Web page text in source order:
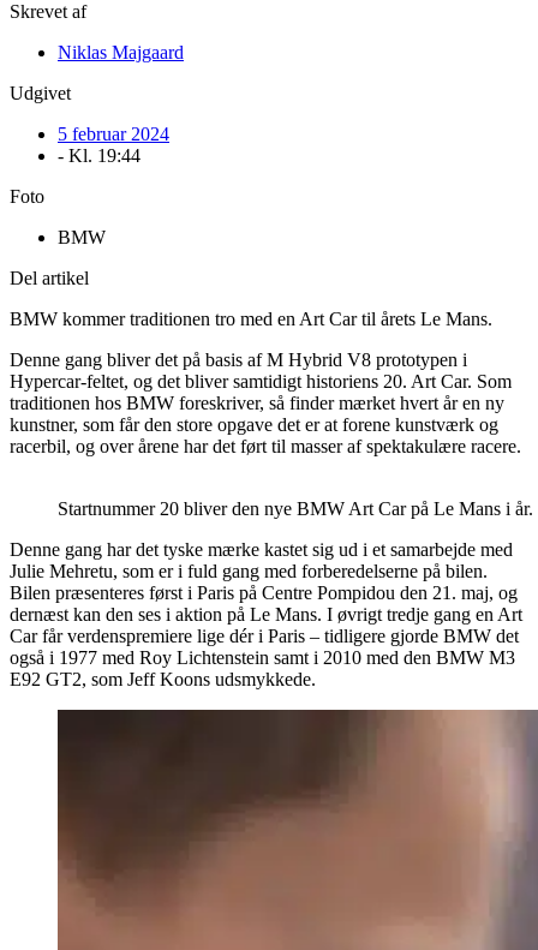
Skrevet af
Niklas Majgaard
Udgivet
5 februar 2024
- Kl. 19:44
Foto
BMW
Del artikel
BMW kommer traditionen tro med en Art Car til årets Le Mans.
Denne gang bliver det på basis af M Hybrid V8 prototypen i
Hypercar-feltet, og det bliver samtidigt historiens 20. Art Car. Som
traditionen hos BMW foreskriver, så finder mærket hvert år en ny
kunstner, som får den store opgave det er at forene kunstværk og
racerbil, og over årene har det ført til masser af spektakulære racere.
Startnummer 20 bliver den nye BMW Art Car på Le Mans i
Denne gang har det tyske mærke kastet sig ud i et samarbejde med
Julie Mehretu, som er i fuld gang med forberedelserne på bilen.
Bilen præsenteres først i Paris på Centre Pompidou den 21. maj, og
dernæst kan den ses i aktion på Le Mans. I øvrigt tredje gang en Art
Car får verdenspremiere lige dér i Paris – tidligere gjorde BMW det
også i 1977 med Roy Lichtenstein samt i 2010 med den BMW M3
E92 GT2, som Jeff Koons udsmykkede.